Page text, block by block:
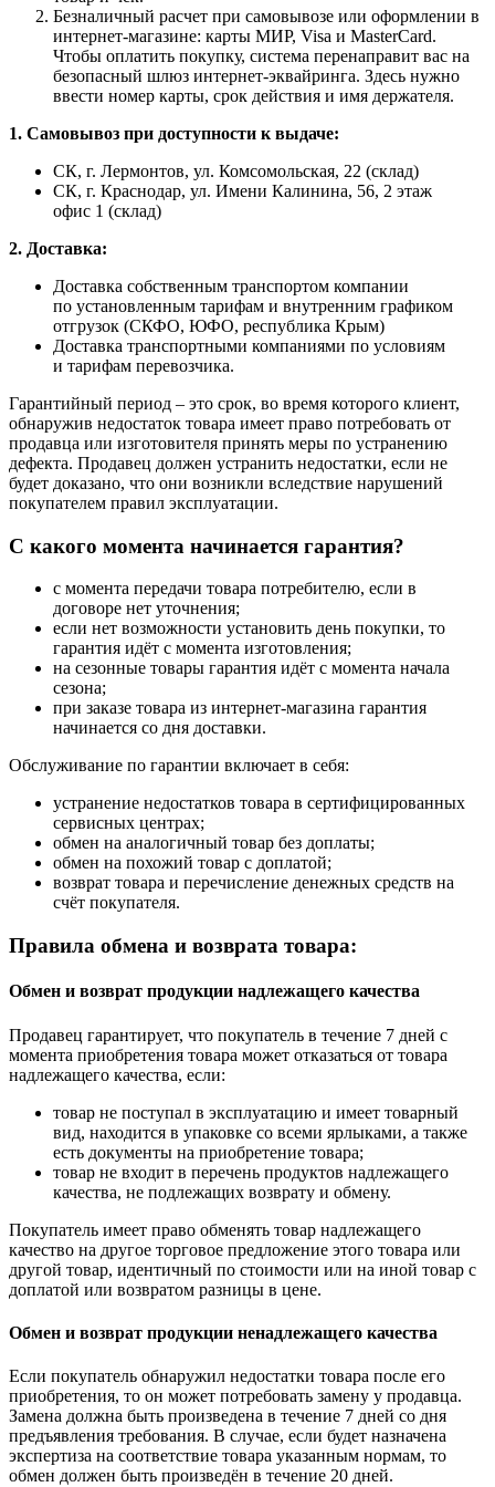
Безналичный расчет при самовывозе или оформлении в
интернет-магазине: карты МИР, Visa и MasterCard.
Чтобы оплатить покупку, система перенаправит вас на
безопасный шлюз интернет-эквайринга. Здесь нужно
ввести номер карты, срок действия и имя держателя.
1. Самовывоз при доступности к выдаче:
СК, г. Лермонтов, ул. Комсомольская, 22 (склад)
СК, г. Краснодар, ул. Имени Калинина, 56, 2 этаж
офис 1 (склад)
2. Доставка:
Доставка собственным транспортом компании
по установленным тарифам и внутренним графиком
отгрузок (СКФО, ЮФО, республика Крым)
Доставка транспортными компаниями по условиям
и тарифам перевозчика.
Гарантийный период – это срок, во время которого клиент,
обнаружив недостаток товара имеет право потребовать от
продавца или изготовителя принять меры по устранению
дефекта. Продавец должен устранить недостатки, если не
будет доказано, что они возникли вследствие нарушений
покупателем правил эксплуатации.
С какого момента начинается гарантия?
с момента передачи товара потребителю, если в
договоре нет уточнения;
если нет возможности установить день покупки, то
гарантия идёт с момента изготовления;
на сезонные товары гарантия идёт с момента начала
сезона;
при заказе товара из интернет-магазина гарантия
начинается со дня доставки.
Обслуживание по гарантии включает в себя:
устранение недостатков товара в сертифицированных
сервисных центрах;
обмен на аналогичный товар без доплаты;
обмен на похожий товар с доплатой;
возврат товара и перечисление денежных средств на
счёт покупателя.
Правила обмена и возврата товара:
Обмен и возврат продукции надлежащего качества
Продавец гарантирует, что покупатель в течение 7 дней с
момента приобретения товара может отказаться от товара
надлежащего качества, если:
товар не поступал в эксплуатацию и имеет товарный
вид, находится в упаковке со всеми ярлыками, а также
есть документы на приобретение товара;
товар не входит в перечень продуктов надлежащего
качества, не подлежащих возврату и обмену.
Покупатель имеет право обменять товар надлежащего
качество на другое торговое предложение этого товара или
другой товар, идентичный по стоимости или на иной товар с
доплатой или возвратом разницы в цене.
Обмен и возврат продукции ненадлежащего качества
Если покупатель обнаружил недостатки товара после его
приобретения, то он может потребовать замену у продавца.
Замена должна быть произведена в течение 7 дней со дня
предъявления требования. В случае, если будет назначена
экспертиза на соответствие товара указанным нормам, то
обмен должен быть произведён в течение 20 дней.